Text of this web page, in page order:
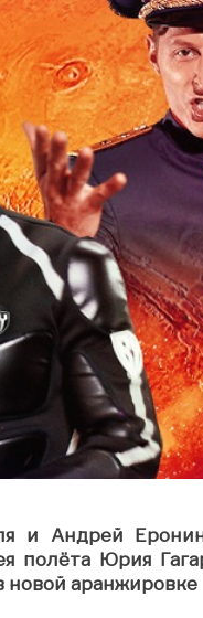
и Андрей
полёта Юрия
новой аранжировке